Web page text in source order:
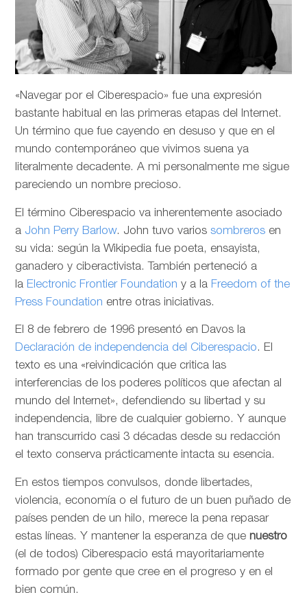
«Navegar por el Ciberespacio» fue una expresión
bastante habitual en las primeras etapas del Internet.
Un término que fue cayendo en desuso y que en el
mundo contemporáneo que vivimos suena ya
literalmente decadente. A mi personalmente me sigue
pareciendo un nombre precioso.
El término Ciberespacio va inherentemente asociado
a John Perry Barlow. John tuvo variossombreros en
su vida: según la Wikipedia fue poeta, ensayista,
ganadero y ciberactivista. También perteneció a
la Electronic Frontier Foundation y a la Freedom of the
Press Foundation entre otras iniciativas.
El 8 de febrero de 1996 presentó en Davos la
Declaración de independencia del Ciberespacio. El
texto es una «reivindicación que critica las
interferencias de los poderes políticos que afectan al
mundo del Internet», defendiendo su libertad y su
independencia, libre de cualquier gobierno. Y aunque
han transcurrido casi 3 décadas desde su redacción
el texto conserva prácticamente intacta su esencia.
En estos tiempos convulsos, donde libertades,
violencia, economía o el futuro de un buen puñado de
países penden de un hilo, merece la pena repasar
estas líneas. Y mantener la esperanza de que nuestro
(el de todos) Ciberespacio está mayoritariamente
formado por gente que cree en el progreso y en el
bien común.